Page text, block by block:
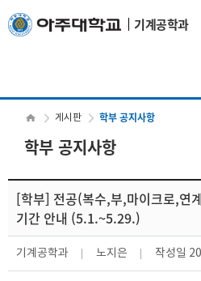
기계공학과
게시판 학부 공지사항
학부 공지사항
[학부] 전공(복수,부,마이크로,연
기간 안내 (5.1.~5.29.)
기계공학과 노지은 작성일